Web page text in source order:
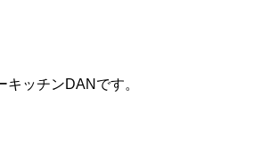
ッチンDANです。